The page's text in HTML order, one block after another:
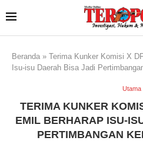
Beranda » Terima Kunker Komisi X
Isu-isu Daerah Bisa Jadi
Utama
TERIMA KUNKER
EMIL BERHARAP ISU-
PERTIMBANGAN